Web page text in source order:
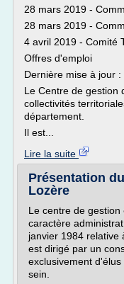
28 mars 2019 -
28 mars 2019 -
4 avril 2019 - Comité
Offres d'emploi
Dernière mise à jour
Le Centre de gestion
collectivités
département.
Il est...
Lire la suite
Présentation
Lozère
Le centre de
caractère
janvier 1984 relative
est dirigé par un
exclusivement
sein.